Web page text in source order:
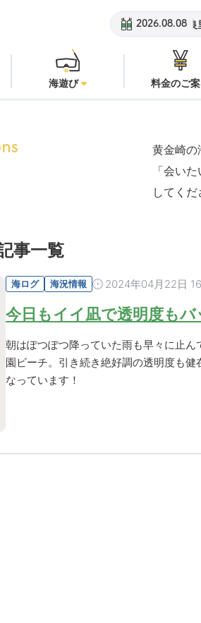
2026.08.08
オープン 安良里
海遊び 料金のご
黄金崎の
「会い
してくだ
事一覧
海ログ 海況情報 2024年04月22日
今日もイイ凪で透明度も
朝はぽつぽつ降っていた雨も早々に止
園ビーチ。引き続き絶好調の透明度も
なっています！